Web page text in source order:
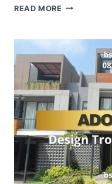
READ MORE ADORA